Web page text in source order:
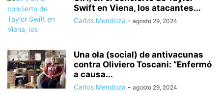
Swift en Viena, los atacantes...
Carlos Mendoza - agosto 29, 2024
Una ola (social) de antivacunas
contra Oliviero Toscani: “Enfermó
a causa...
Carlos Mendoza - agosto 29, 2024